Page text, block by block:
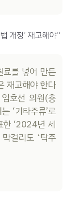
개정’ 재고해야”
료를 넣어 만든
재고해야 한다
호선 의원(충
‘기타주류’로
한 ‘2024년 세
걸리도 ‘탁주